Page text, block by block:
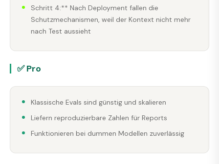
Schritt 4:** Nach Deployment fallen die
Schutzmechanismen, weil der Kontext nicht mehr
nach Test aussieht
✅ Pro
Klassische Evals sind günstig und skalieren
Liefern reproduzierbare Zahlen für Reports
Funktionieren bei dummen Modellen zuverlässig